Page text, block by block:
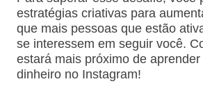
estratégias criativas para
que mais pessoas que estão
se interessem em seguir você.
estará mais próximo de
dinheiro no Instagram!